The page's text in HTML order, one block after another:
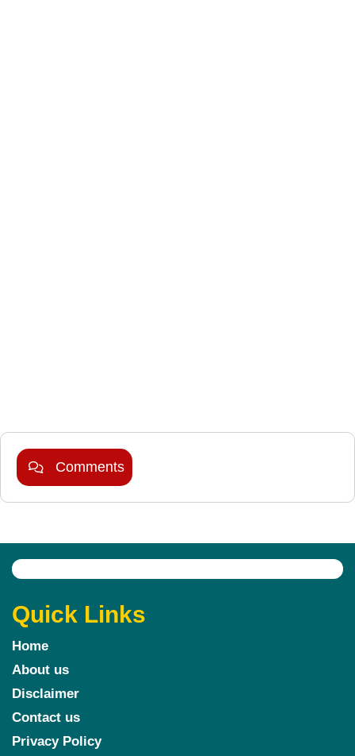
Comments
Quick Links
Home
About us
Disclaimer
Contact us
Privacy Policy